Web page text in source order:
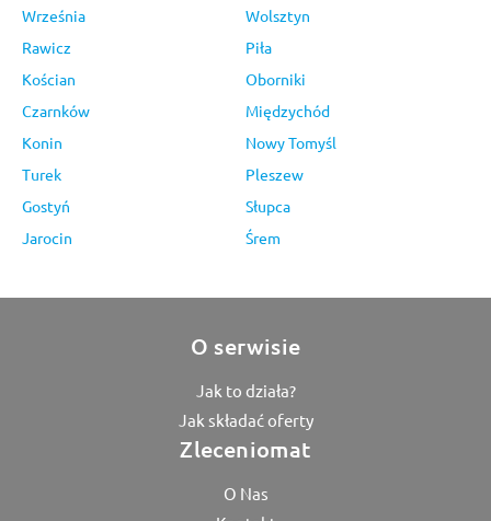
Września
Wolsztyn
Rawicz
Piła
Kościan
Oborniki
Czarnków
Międzychód
Konin
Nowy Tomyśl
Turek
Pleszew
Gostyń
Słupca
Jarocin
Śrem
O serwisie
Jak to działa?
Jak składać oferty
Zleceniomat
O Nas